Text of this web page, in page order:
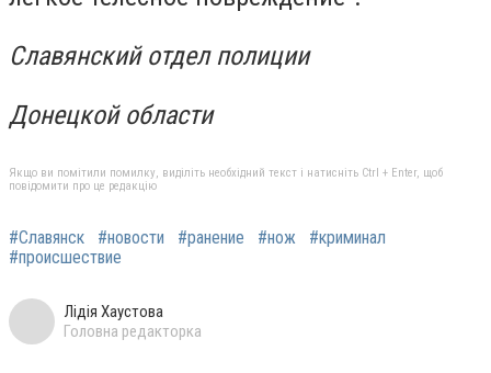
Славянский отдел полиции
Донецкой области
Якщо ви помітили помилку, виділіть необхідний текст і натисніть Ctrl + Enter, щоб
повідомити про це редакцію
#Славянск #новости #ранение #нож
#криминал
#происшествие
Лідія Хаустова
Головна редакторка